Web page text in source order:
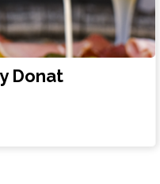
Donat